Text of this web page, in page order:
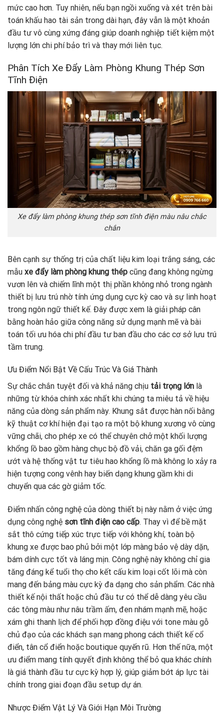
mức cao hơn. Tuy nhiên, nếu bạn ngồi xuống và xét trên bài
toán khấu hao tài sản trong dài hạn, đây vẫn là một khoản
đầu tư vô cùng xứng đáng giúp doanh nghiệp tiết kiệm một
lượng lớn chi phí bảo trì và thay mới liên tục.
Phân Tích Xe Đẩy Làm Phòng Khung Thép Sơn
Tĩnh Điện
Xe đẩy làm phòng khung thép sơn tĩnh điện màu nâu chắc
chắn
Bên cạnh sự thống trị của chất liệu kim loại trắng sáng, các
mẫu xe đẩy làm phòng khung thép cũng đang không ngừng
vươn lên và chiếm lĩnh một thị phần không nhỏ trong ngành
thiết bị lưu trú nhờ tính ứng dụng cực kỳ cao và sự linh hoạt
trong ngôn ngữ thiết kế. Đây được xem là giải pháp cân
bằng hoàn hảo giữa công năng sử dụng mạnh mẽ và bài
toán tối ưu hóa chi phí đầu tư ban đầu cho các cơ sở lưu trú
tầm trung.
Ưu Điểm Nổi Bật Về Cấu Trúc Và Giá Thành
Sự chắc chắn tuyệt đối và khả năng chịu tải trọng lớn là
những từ khóa chính xác nhất khi chúng ta miêu tả về hiệu
năng của dòng sản phẩm này. Khung sắt được hàn nối bằng
kỹ thuật cơ khí hiện đại tạo ra một bộ khung xương vô cùng
vững chãi, cho phép xe có thể chuyên chở một khối lượng
khổng lồ bao gồm hàng chục bộ đồ vải, chăn ga gối đệm
ướt và hệ thống vật tư tiêu hao khổng lồ mà không lo xảy ra
hiện tượng cong vênh hay biến dạng khung gầm khi di
chuyển qua các gờ giảm tốc.
Điểm nhấn công nghệ của dòng thiết bị này nằm ở việc ứng
dụng công nghệ sơn tĩnh điện cao cấp. Thay vì để bề mặt
sắt thô cứng tiếp xúc trực tiếp với không khí, toàn bộ
khung xe được bao phủ bởi một lớp màng bảo vệ dày dặn,
bám dính cực tốt và láng mịn. Công nghệ này không chỉ gia
tăng đáng kể tuổi thọ cho kết cấu kim loại cốt lõi mà còn
mang đến bảng màu cực kỳ đa dạng cho sản phẩm. Các nhà
thiết kế nội thất hoặc chủ đầu tư có thể dễ dàng yêu cầu
các tông màu như nâu trầm ấm, đen nhám mạnh mẽ, hoặc
xám ghi thanh lịch để phối hợp đồng điệu với tone màu gỗ
chủ đạo của các khách sạn mang phong cách thiết kế cổ
điển, tân cổ điển hoặc boutique quyến rũ. Hơn thế nữa, một
ưu điểm mang tính quyết định không thể bỏ qua khác chính
là giá thành đầu tư cực kỳ hợp lý, giúp giảm bớt áp lực tài
chính trong giai đoạn đầu setup dự án.
Nhược Điểm Vật Lý Và Giới Hạn Môi Trường